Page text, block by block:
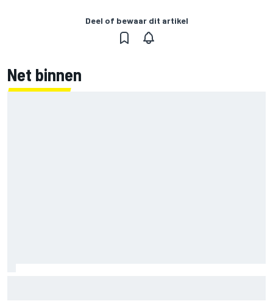
Deel of bewaar dit artikel
Net binnen